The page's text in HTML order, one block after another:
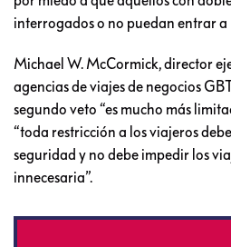
interrogados o no puedan entrar a
Michael W. McCormick, director
agencias de viajes de negocios
segundo veto “es mucho más
“toda restricción a los viajeros
seguridad y no debe impedir los
innecesaria”.